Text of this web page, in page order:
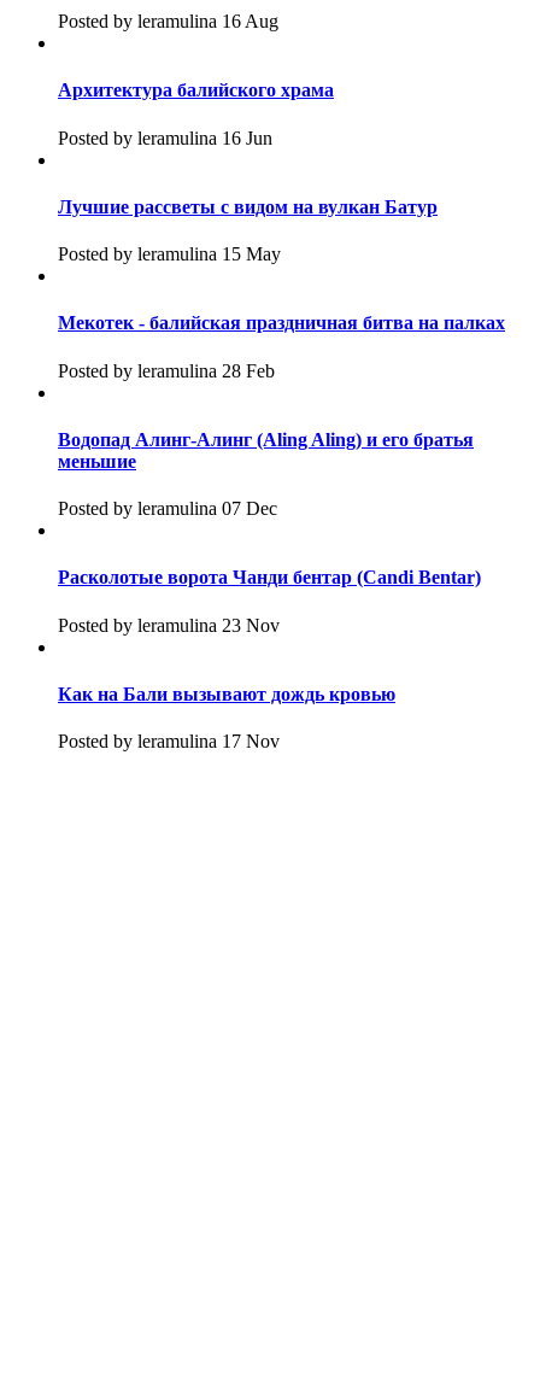
Posted by leramulina 16 Aug
Архитектура балийского храма
Posted by leramulina 16 Jun
Лучшие рассветы с видом на вулкан Батур
Posted by leramulina 15 May
Мекотек - балийская праздничная битва на палках
Posted by leramulina 28 Feb
Водопад Алинг-Алинг (Aling Aling) и его братья
меньшие
Posted by leramulina 07 Dec
Расколотые ворота Чанди бентар (Candi Bentar)
Posted by leramulina 23 Nov
Как на Бали вызывают дождь кровью
Posted by leramulina 17 Nov